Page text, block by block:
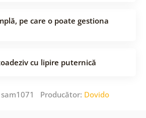
pe care o poate gestiona
cu lipire puternică
Producător: Dovido